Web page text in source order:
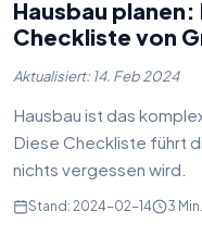
Hausbau
Checkliste von
Aktualisiert: 14. Feb 2024
Hausbau ist das
Diese Checkliste führt
nichts vergessen wird.
Stand: 2024-02-14 3